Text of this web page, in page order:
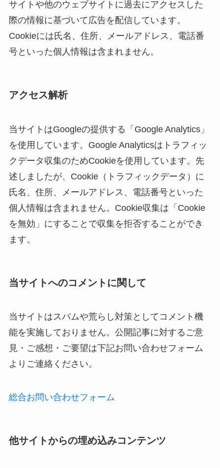
サイトや他のウェブサイトに過去にアクセスした
際の情報に基づいて広告を配信しています。
Cookieには氏名、住所、メールアドレス、電話番
号といった個人情報は含まれません。
アクセス解析
当サイトはGoogleの提供する「Google Analytics」
を使用しています。Google Analyticsはトラフィッ
クデータ収集のためCookieを使用しています。先
述しましたが、Cookie（トラフィックデータ）に
氏名、住所、メールアドレス、電話番号といった
個人情報は含まれません。Cookie収集は「Cookie
を無効」にすることで収集を拒否することができ
ます。
当サイトへのコメントに関して
当サイトはスパムや荒らし対策としてコメント機
能を実施しておりません。公開記事に対するご意
見・ご感想・ご要望は下記お問い合わせフォーム
よりご連絡ください。
総合お問い合わせフォーム
他サイトからの埋め込みコンテンツ